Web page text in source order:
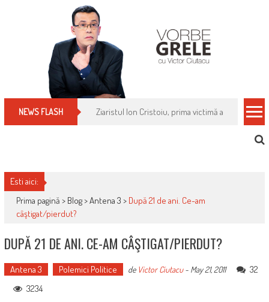
NEWS FLASH Cum îți schimbi, rapid, gratuit și eficient,
Esti aici:
Prima pagină > Blog>Antena 3 > După 21 de ani. Ce-am
câştigat/pierdut?
DUPĂ 21 DE ANI. CE-AM CÂŞTIGAT/PIERDUT?
Antena 3 Polemici Politice de Victor Ciutacu- May 21, 2011
32
3234